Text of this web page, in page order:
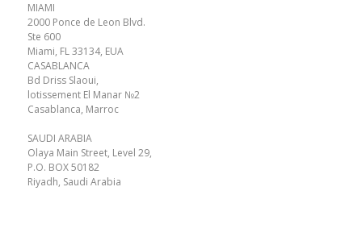
MIAMI
2000 Ponce de Leon Blvd.
Ste 600
Miami, FL 33134, EUA
CASABLANCA
Bd Driss Slaoui,
lotissement El Manar №2
Casablanca, Marroc
SAUDI ARABIA
Olaya Main Street, Level 29,
P.O. BOX 50182
Riyadh, Saudi Arabia